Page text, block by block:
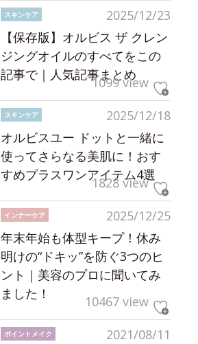
2025/12/23
スキンケア
【保存版】オルビス ザ クレン
ジングオイルのすべてをこの
記事で｜人気記事まとめ
1099 view
2025/12/18
スキンケア
オルビスユー ドットと一緒に
使ってさらなる美肌に！おす
すめプラスワンアイテム4選
1828 view
2025/12/25
インナーケア
年末年始も体型キープ！休み
明けの“ドキッ”を防ぐ3つのヒ
ント｜美容のプロに聞いてみ
ました！
10467 view
2021/08/11
ポイントメイク